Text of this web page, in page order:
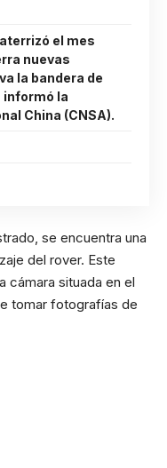
el mes
nuevas
la bandera de
informó la
China (CNSA).
se encuentra una
del rover. Este
cámara situada en el
tomar fotografías de